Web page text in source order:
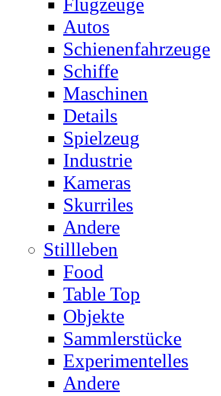
Flugzeuge
Autos
Schienenfahrzeuge
Schiffe
Maschinen
Details
Spielzeug
Industrie
Kameras
Skurriles
Andere
Stillleben
Food
Table Top
Objekte
Sammlerstücke
Experimentelles
Andere